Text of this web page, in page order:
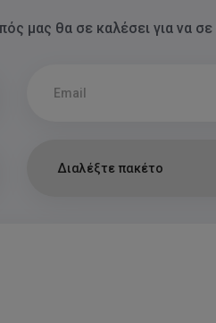
μας θα σε καλέσει για να